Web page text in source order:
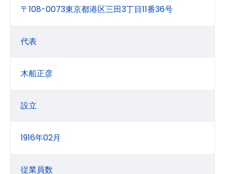
〒108-0073東京都港区三田3丁目11番36号
代表
木船正彦
設立
1916年02月
従業員数